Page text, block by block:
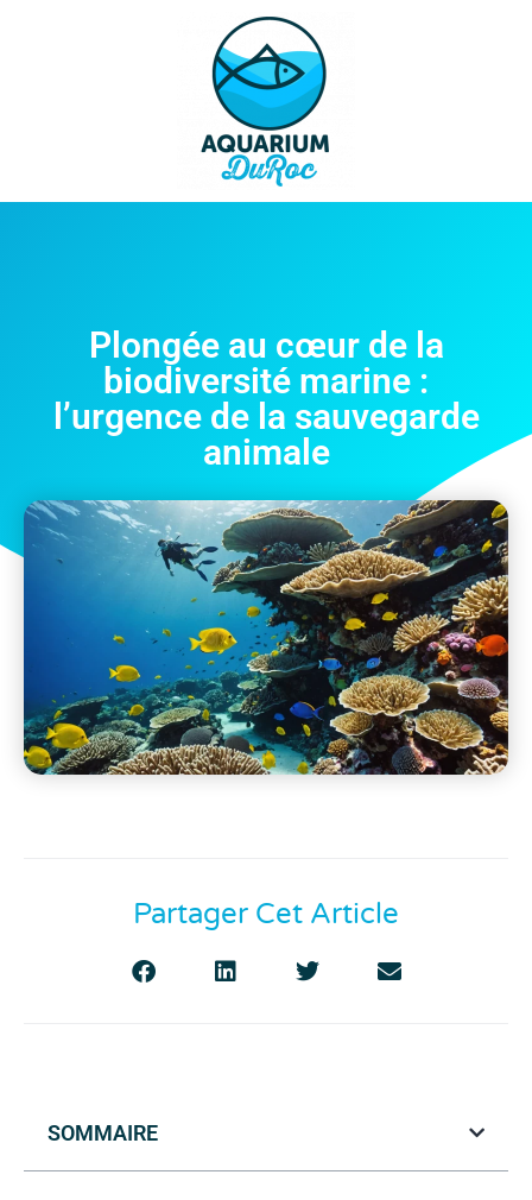
Plongée au cœur de la
biodiversité marine :
l’urgence de la sauvegarde
animale
Partager Cet Article
SOMMAIRE